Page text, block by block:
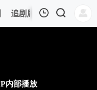
追剧周表 今日更新